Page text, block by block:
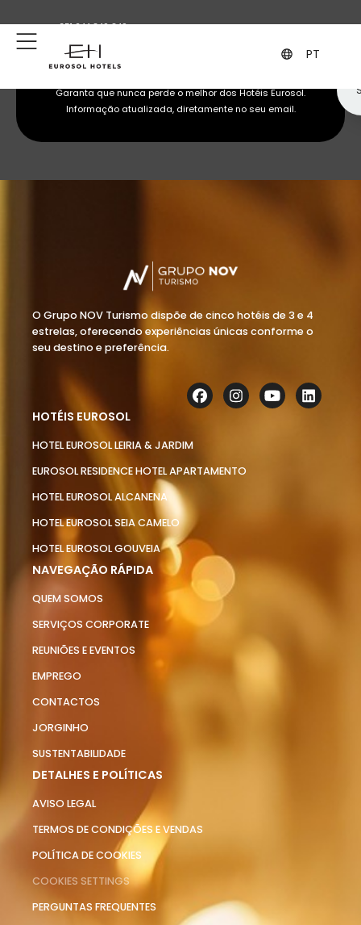
+351 244 849 849
PT
Subscreva a nossa newsletter
Garanta que nunca perde o melhor dos Hotéis Eurosol.
Informação atualizada, diretamente no seu email.
O Grupo NOV Turismo dispõe de cinco hotéis de 3 e 4
estrelas, oferecendo experiências únicas conforme o
seu destino e preferência.
HOTÉIS EUROSOL
HOTEL EUROSOL LEIRIA & JARDIM
EUROSOL RESIDENCE HOTEL APARTAMENTO
HOTEL EUROSOL ALCANENA
HOTEL EUROSOL SEIA CAMELO
HOTEL EUROSOL GOUVEIA
NAVEGAÇÃO RÁPIDA
QUEM SOMOS
SERVIÇOS CORPORATE
REUNIÕES E EVENTOS
EMPREGO
CONTACTOS
JORGINHO
SUSTENTABILIDADE
DETALHES E POLÍTICAS
AVISO LEGAL
TERMOS DE CONDIÇÕES E VENDAS
POLÍTICA DE COOKIES
COOKIES SETTINGS
PERGUNTAS FREQUENTES